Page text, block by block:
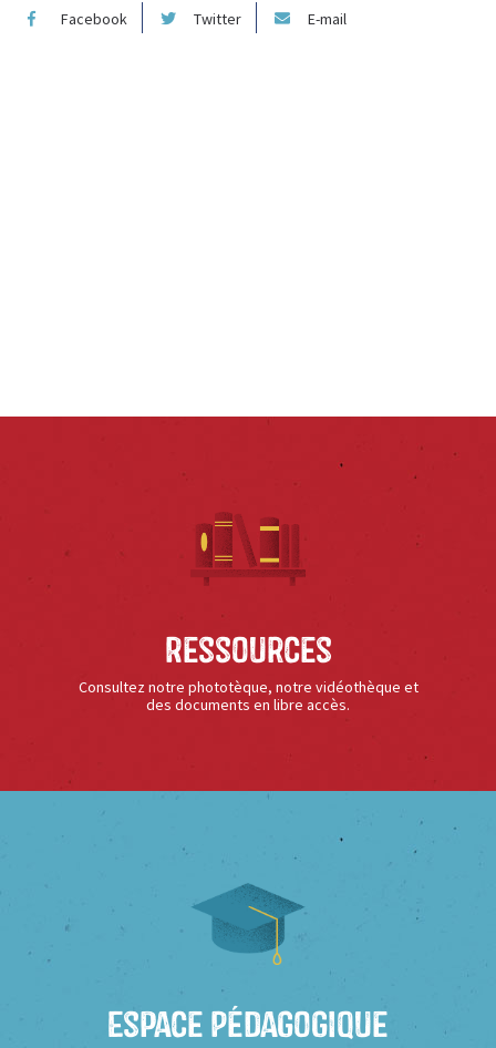
Facebook Twitter E-mail
Ressources
Consultez notre phototèque, notre vidéothèque et
des documents en libre accès.
Espace Pédagogique